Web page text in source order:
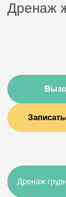
Дренаж
Дренаж